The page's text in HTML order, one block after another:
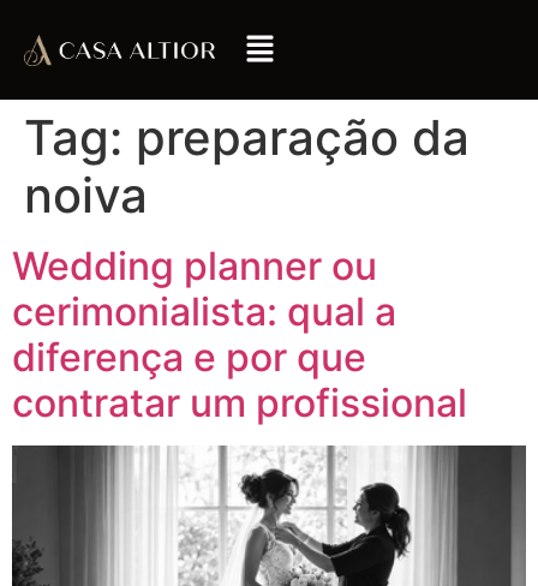
Tag: preparação da
noiva
Wedding planner ou
cerimonialista: qual a
diferença e por que
contratar um profissional